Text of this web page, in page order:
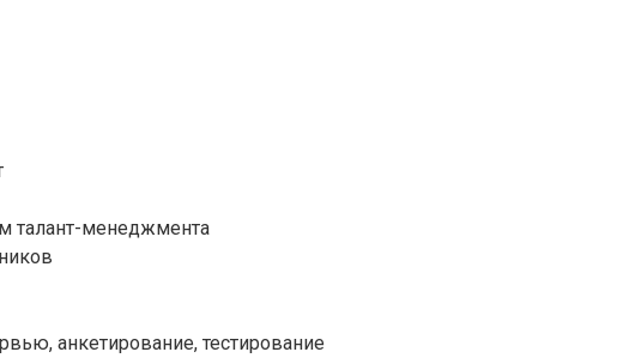
талант-менеджмента
анкетирование, тестирование